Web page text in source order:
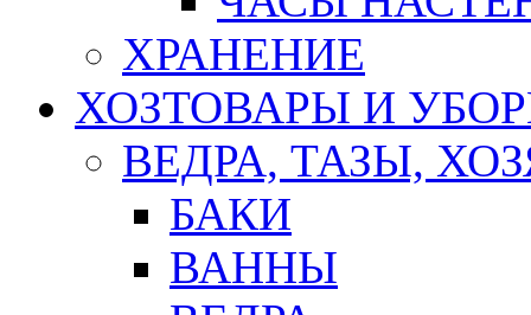
ХРАНЕНИЕ
ХОЗТОВАРЫ И
ВЕДРА, ТАЗЫ,
БАКИ
ВАННЫ